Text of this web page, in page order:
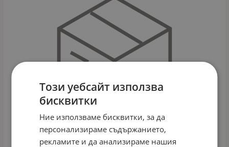
Този уебсайт използва
бисквитки
Ние използваме бисквитки, за да
персонализираме съдържанието,
рекламите и да анализираме нашия